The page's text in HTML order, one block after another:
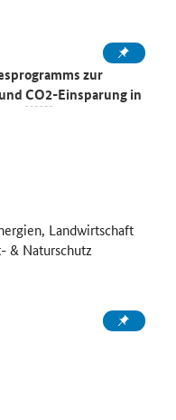
zur
CO2-Einsparung in
Landwirtschaft
& Naturschutz